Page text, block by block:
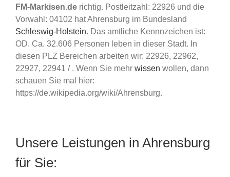
FM-Markisen.de richtig. Postleitzahl: 22926 und die
Vorwahl: 04102 hat Ahrensburg im Bundesland
Schleswig-Holstein. Das amtliche Kennnzeichen ist:
OD. Ca. 32.606 Personen leben in dieser Stadt. In
diesen PLZ Bereichen arbeiten wir: 22926, 22962,
22927, 22941 / . Wenn Sie mehr wissen wollen, dann
schauen Sie mal hier:
https://de.wikipedia.org/wiki/Ahrensburg.
Unsere Leistungen in Ahrensburg
für Sie: